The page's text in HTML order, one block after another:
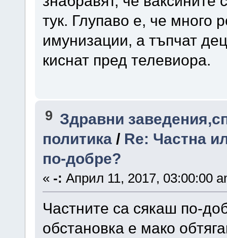
тук. Глупаво е, че много
имунизации, а тъпчат
киснат пред телевиора.
9 Здравни
политика/ Re: Частна
по-добре?
« -: Април 11, 2017, 03:00:00
Частните са сякаш по-
обстановка е мако